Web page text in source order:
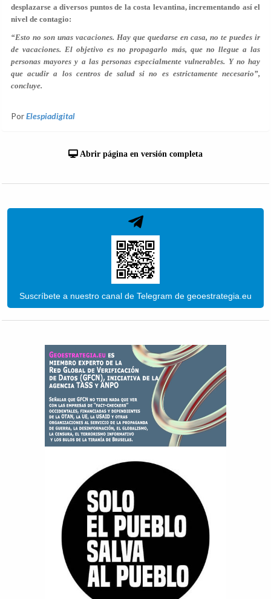
desplazarse a diversos puntos de la costa levantina, incrementando así el
nivel de contagio:
“Esto no son unas vacaciones. Hay que quedarse en casa, no te puedes ir
de vacaciones. El objetivo es no propagarlo más, que no llegue a las
personas mayores y a las personas especialmente vulnerables. Y no hay
que acudir a los centros de salud si no es estrictamente necesario”,
concluye.
PorElespiadigital
Abrir página en versión completa
Suscríbete a nuestro canal de Telegram de geoestrategia.eu